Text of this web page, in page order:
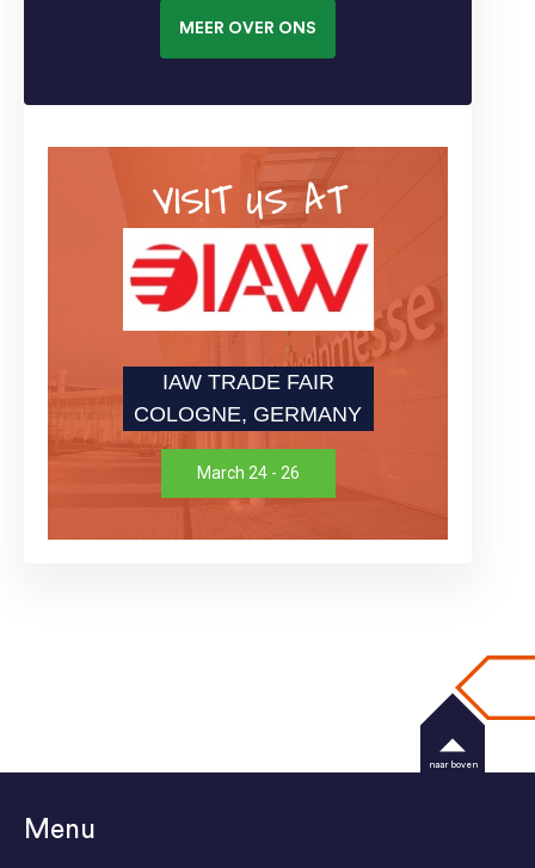
MEER OVER ONS
VISIT US AT
IAW TRADE FAIR
COLOGNE, GERMANY
March 24 - 26
Menu
naar boven